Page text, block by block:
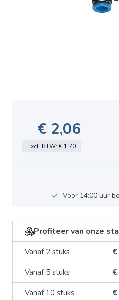
€ 2,06
Excl. BTW: € 1,70
Voor 14:00 uur
Profiteer van onze
Vanaf 2 stuks
Vanaf 5 stuks €
Vanaf 10 stuks €